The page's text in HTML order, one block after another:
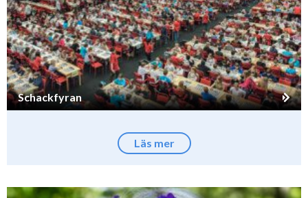
Schackfyran
Läs mer